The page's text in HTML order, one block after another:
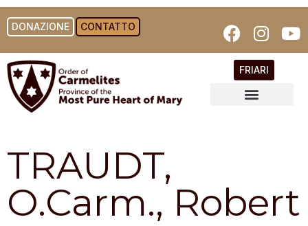
DONAZIONE CONTATTO
FRIARI
TRAUDT,
O.Carm., Robert